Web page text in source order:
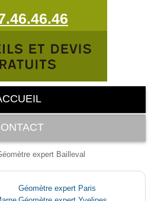
expert Bailleval
Géomètre expert Paris